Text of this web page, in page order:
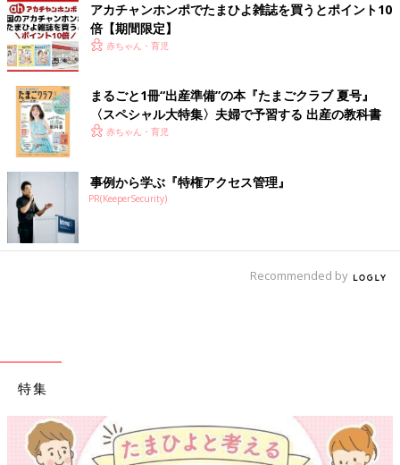
アカチャンホンポでたまひよ雑誌を買うとポイント10
倍【期間限定】
赤ちゃん・育児
まるごと1冊“出産準備”の本『たまごクラブ 夏号』
〈スペシャル大特集〉夫婦で予習する 出産の教科書
赤ちゃん・育児
事例から学ぶ『特権アクセス管理』
PR(KeeperSecurity)
Recommended by
特集